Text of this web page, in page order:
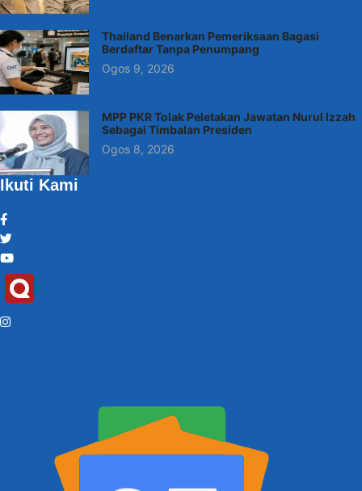
Thailand Benarkan Pemeriksaan Bagasi
Berdaftar Tanpa Penumpang
Ogos 9, 2026
MPP PKR Tolak Peletakan Jawatan Nurul Izzah
Sebagai Timbalan Presiden
Ogos 8, 2026
Ikuti Kami